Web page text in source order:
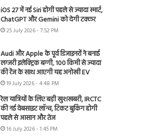
iOS 27 में नई Siri होगी पहले से ज्यादा स्मार्ट,
ChatGPT और Gemini को देगी टक्कर
25 July 2026 - 7:52 PM
Audi और Apple के पूर्व डिजाइनरों ने बनाई
लग्जरी इलेक्ट्रिक बग्गी, 100 किमी से ज्यादा
की रेंज के साथ आएगी यह अनोखी EV
19 July 2026 - 4:48 PM
रेल यात्रियों के लिए बड़ी खुशखबरी, IRCTC
की नई वेबसाइट लॉन्च, टिकट बुकिंग होगी
पहले से आसान और तेज
16 July 2026 - 1:45 PM